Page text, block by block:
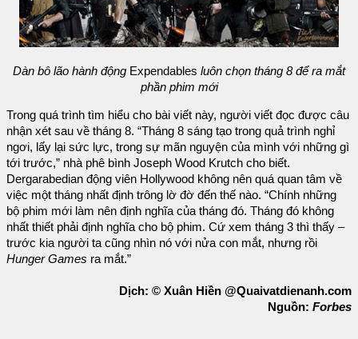
Dàn bô lão hành động Expendables luôn chọn tháng 8 để ra mắt
phần phim mới
Trong quá trình tìm hiểu cho bài viết này, người viết đọc được câu
nhận xét sau về tháng 8. “Tháng 8 sáng tạo trong quả trình nghỉ
ngơi, lấy lại sức lực, trong sự mãn nguyện của mình với những gì
tới trước,” nhà phê bình Joseph Wood Krutch cho biết.
Dergarabedian động viên Hollywood không nên quá quan tâm về
việc một tháng nhất định trông lờ đờ đến thế nào. “Chính những
bộ phim mới làm nên định nghĩa của tháng đó. Tháng đó không
nhất thiết phải định nghĩa cho bộ phim. Cứ xem tháng 3 thì thấy –
trước kia người ta cũng nhìn nó với nửa con mắt, nhưng rồi
Hunger Games ra mắt.”
Dịch: © Xuân Hiền @Quaivatdienanh.com
Nguồn: Forbes